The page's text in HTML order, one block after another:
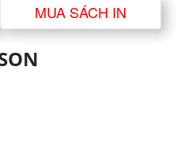
MUA SÁCH IN